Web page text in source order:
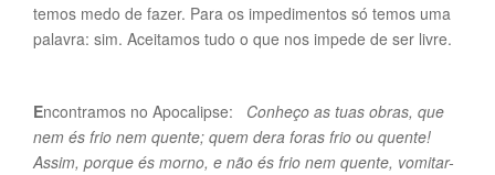
temos medo de fazer. Para os impedimentos só temos uma
palavra: sim. Aceitamos tudo o que nos impede de ser livre.
Encontramos no Apocalipse: Conheço as tuas obras, que
nem és frio nem quente; quem dera foras frio ou quente!
Assim, porque és morno, e não és frio nem quente, vomitar-